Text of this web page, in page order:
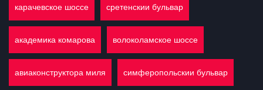
карачевское шоссе сретенскии бульвар
академика комарова волоколамское шоссе
авиаконструктора миля симферопольскии бульвар